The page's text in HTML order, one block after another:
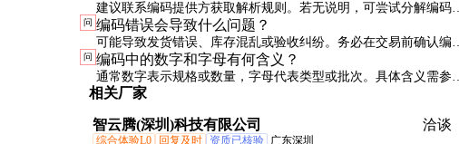
建议联系编码提供方获取解析规则。若无说明，可尝试分解编码
段，查找可能的规格、批次或版本信息。
问 编码错误会导致什么问题？
可能导致发货错误、库存混乱或验收纠纷。务必在交易前确认编码
准确性，并保留相关沟通记录。
问 编码中的数字和字母有何含义？
通常数字表示规格或数量，字母代表类型或批次。具体含义需参照
编码规则，不同企业可能有不同约定。
相关厂家
智云腾(深圳)科技有限公司 洽谈
综合体验L0 回复及时 资质已核验 广东深圳